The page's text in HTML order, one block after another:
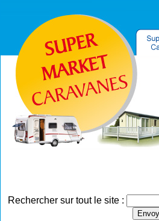
Rechercher sur tout le site :